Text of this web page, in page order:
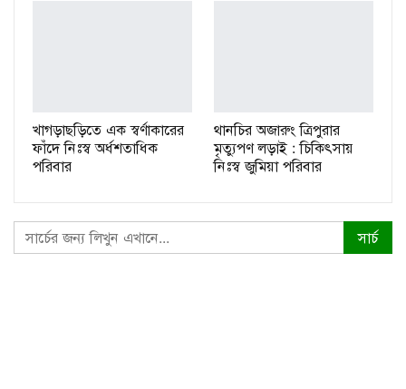
খাগড়াছড়িতে এক স্বর্ণাকারের
ফাঁদে নিঃস্ব অর্ধশতাধিক
পরিবার
থানচির অজারুং ত্রিপুরার
মৃত্যুপণ লড়াই : চিকিৎসায়
নিঃস্ব জুমিয়া পরিবার